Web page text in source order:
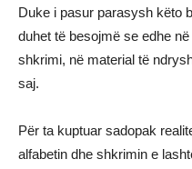
Duke i pasur parasysh këto
duhet të besojmë se edhe
shkrimi, në material të
saj.
Për ta kuptuar sadopak
alfabetin dhe shkrimin e